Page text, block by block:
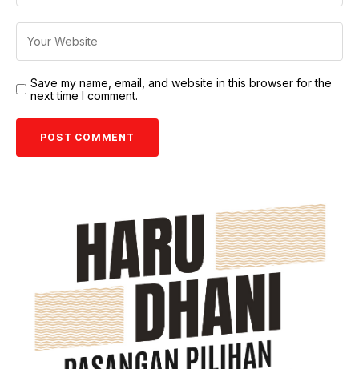
Save my name, email, and website in this browser for the
next time I comment.